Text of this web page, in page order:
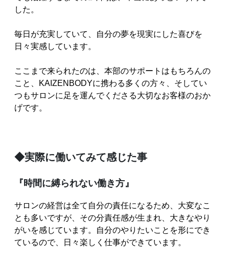
した。
毎日が充実していて、自分の夢を現実にした喜びを
日々実感しています。
ここまで来られたのは、本部のサポートはもちろんの
こと、KAIZENBODYに携わる多くの方々、そしてい
つもサロンに足を運んでくださる大切なお客様のおか
げです。
◆実際に働いてみて感じた事
『時間に縛られない働き方』
サロンの経営は全て自分の責任になるため、大変なこ
とも多いですが、その分責任感が生まれ、大きなやり
がいを感じています。自分のやりたいことを形にでき
ているので、日々楽しく仕事ができています。